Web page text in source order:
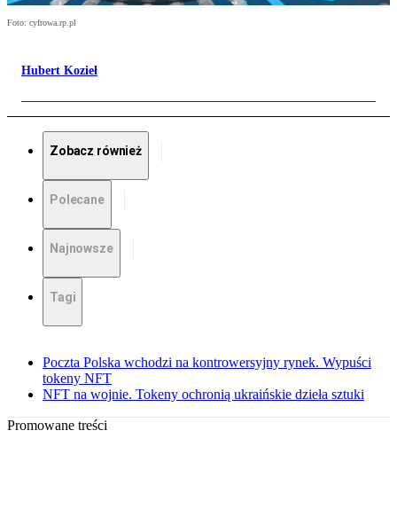
Foto: cyfrowa.rp.pl
Hubert Kozieł
Zobacz również
Polecane
Najnowsze
Tagi
Poczta Polska wchodzi na kontrowersyjny rynek. Wypuści
tokeny NFT
NFT na wojnie. Tokeny ochronią ukraińskie dzieła sztuki
Promowane treści